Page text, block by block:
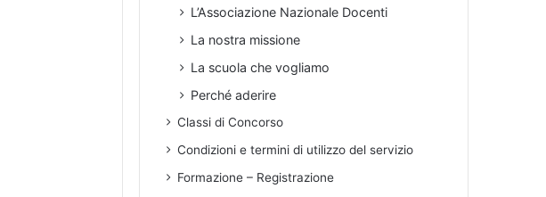
L’Associazione Nazionale Docenti
La nostra missione
La scuola che vogliamo
Perché aderire
Classi di Concorso
Condizioni e termini di utilizzo del servizio
Formazione – Registrazione